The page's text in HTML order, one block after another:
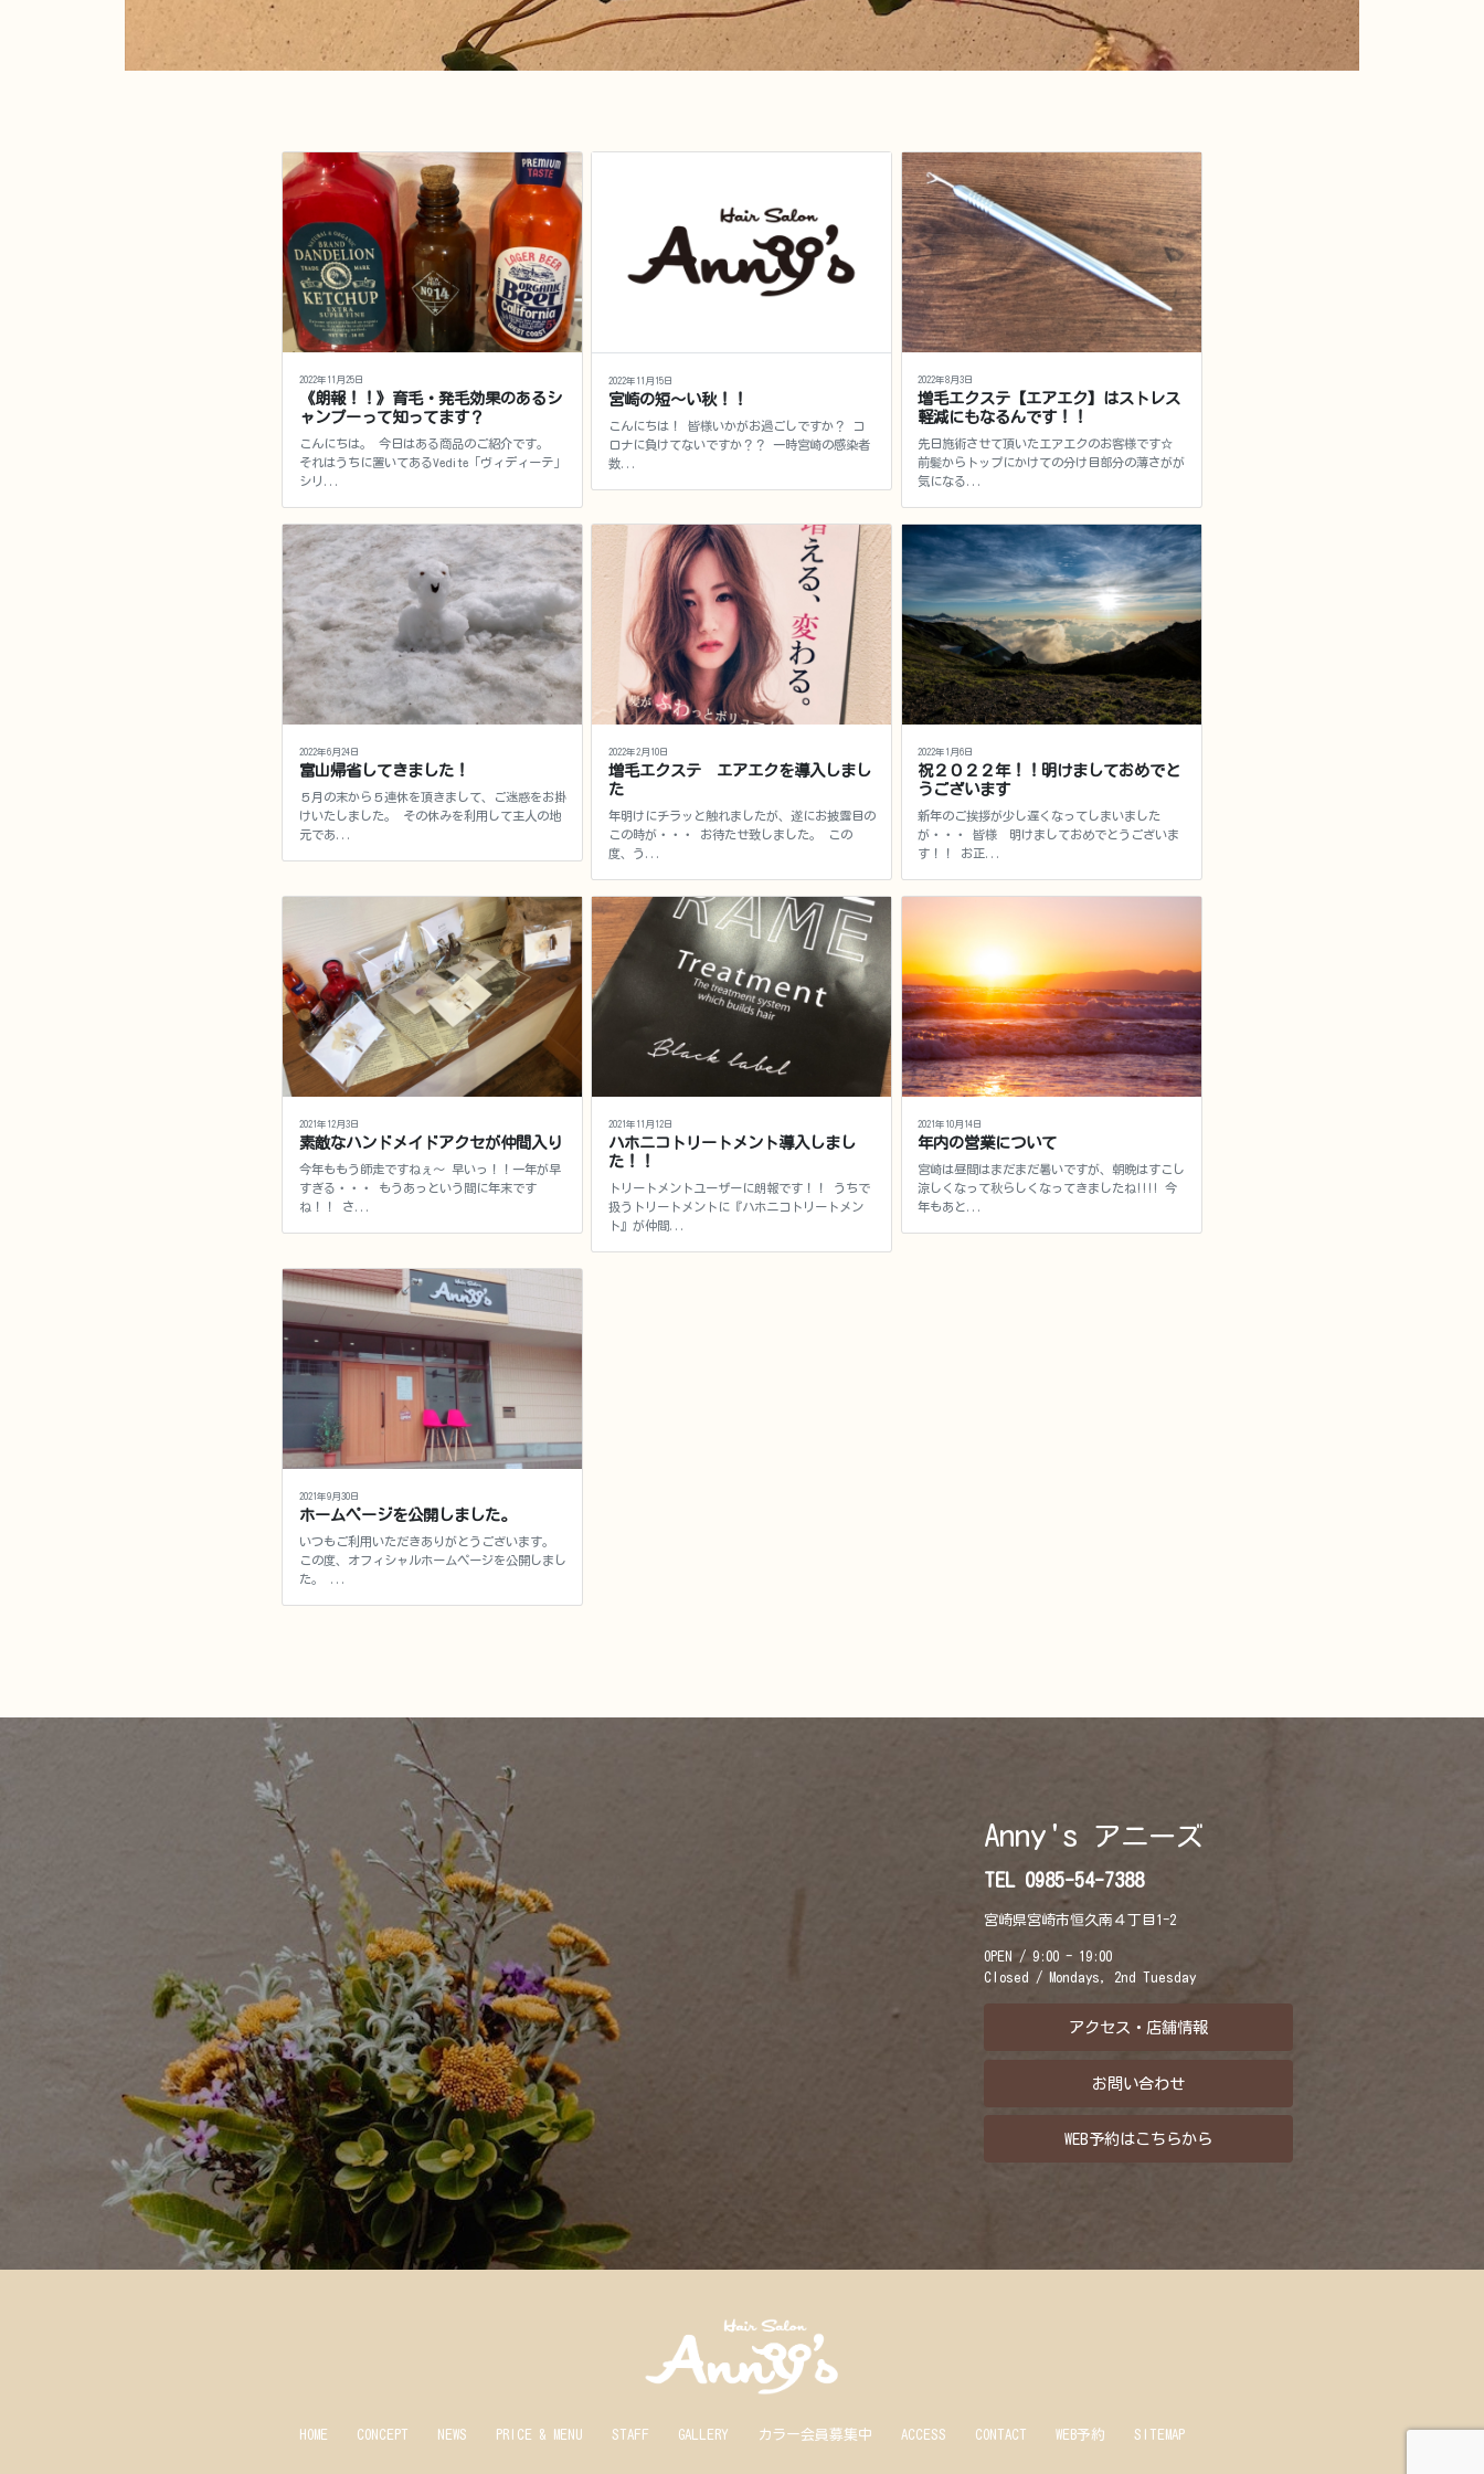
2022年11月25日
《朗報！！》育毛・発毛効果のあるシ
ャンプーって知ってます？
こんにちは。 今日はある商品のご紹介です。
それはうちに置いてあるVedite「ヴィディーテ」
シリ...
2022年11月15日
宮崎の短～い秋！！
こんにちは！ 皆様いかがお過ごしですか？ コ
ロナに負けてないですか？？ 一時宮崎の感染者
数...
2022年8月3日
増毛エクステ【エアエク】はストレス
軽減にもなるんです！！
先日施術させて頂いたエアエクのお客様です☆
前髪からトップにかけての分け目部分の薄さがが
気になる...
2022年6月24日
富山帰省してきました！
５月の末から５連休を頂きまして、ご迷惑をお掛
けいたしました。 その休みを利用して主人の地
元であ...
2022年2月10日
増毛エクステ エアエクを導入しまし
た
年明けにチラッと触れましたが、遂にお披露目の
この時が・・・ お待たせ致しました。 この
度、う...
2022年1月6日
祝２０２２年！！明けましておめでと
うございます
新年のご挨拶が少し遅くなってしまいました
が・・・ 皆様 明けましておめでとうございま
す！！ お正...
2021年12月3日
素敵なハンドメイドアクセが仲間入り
今年ももう師走ですねぇ～ 早いっ！！一年が早
すぎる・・・ もうあっという間に年末です
ね！！ さ...
2021年11月12日
ハホニコトリートメント導入しまし
た！！
トリートメントユーザーに朗報です！！ うちで
扱うトリートメントに『ハホニコトリートメン
ト』が仲間...
2021年10月14日
年内の営業について
宮崎は昼間はまだまだ暑いですが、朝晩はすこし
涼しくなって秋らしくなってきましたね‼‼ 今
年もあと...
2021年9月30日
ホームページを公開しました。
いつもご利用いただきありがとうございます。
この度、オフィシャルホームページを公開しまし
た。 ...
Anny's アニーズ
TEL 0985-54-7388
宮崎県宮崎市恒久南４丁目1-2
OPEN / 9:00 - 19:00
Closed / Mondays, 2nd Tuesday
アクセス・店舗情報
お問い合わせ
WEB予約はこちらから
HOME CONCEPT NEWS PRICE & MENU STAFF GALLERY カラー会員募集中 ACCESS CONTACT WEB予約 SITEMAP